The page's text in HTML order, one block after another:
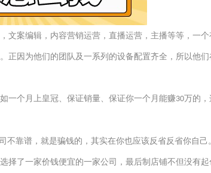
文案编辑，内容营销运营，直播运营，主播等等，一
因为他们的团队及一系列的设备配置齐全，所以他
一个月上皇冠、保证销量、保证你一个月能赚30万的 ，
不靠谱，就是骗钱的，其实在你也应该反省反省你自
择了一家价钱便宜的一家公司，最后制店铺不但没有